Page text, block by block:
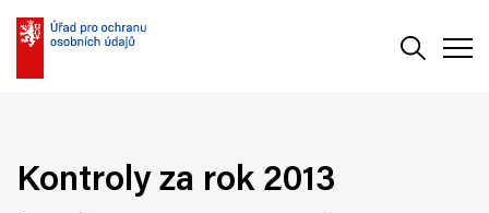
Kontroly za rok 2013